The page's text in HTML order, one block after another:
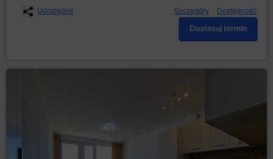
Udostępnij Szczegóły Dostępność
Dostosuj termin